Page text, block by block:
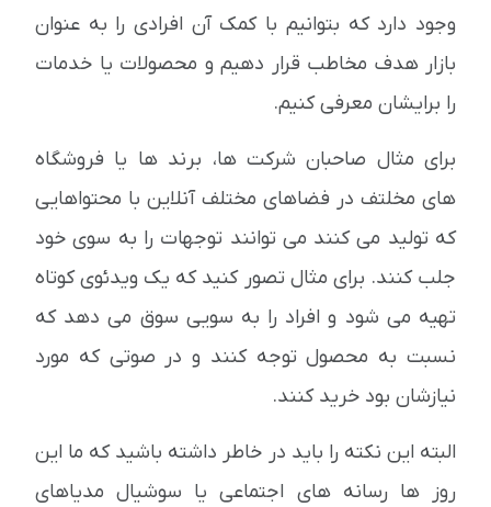
وجود دارد که بتوانیم با کمک آن افرادی را به عنوان
بازار هدف مخاطب قرار دهیم و محصولات یا خدمات
را برایشان معرفی کنیم.
برای مثال صاحبان شرکت ها، برند ها یا فروشگاه
های مخلتف در فضاهای مختلف آنلاین با محتواهایی
که تولید می کنند می توانند توجهات را به سوی خود
جلب کنند. برای مثال تصور کنید که یک ویدئوی کوتاه
تهیه می شود و افراد را به سویی سوق می دهد که
نسبت به محصول توجه کنند و در صوتی که مورد
نیازشان بود خرید کنند.
البته این نکته را باید در خاطر داشته باشید که ما این
روز ها رسانه های اجتماعی یا سوشیال مدیاهای